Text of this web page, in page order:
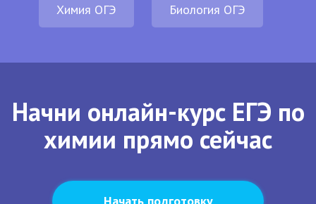
Химия ОГЭ Биология ОГЭ
Начни онлайн-курс ЕГЭ по
химии прямо сейчас
Начать подготовку